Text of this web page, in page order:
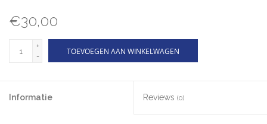
€30,00
+
-
TOEVOEGEN AAN WINKELWAGEN
Informatie Reviews (0)